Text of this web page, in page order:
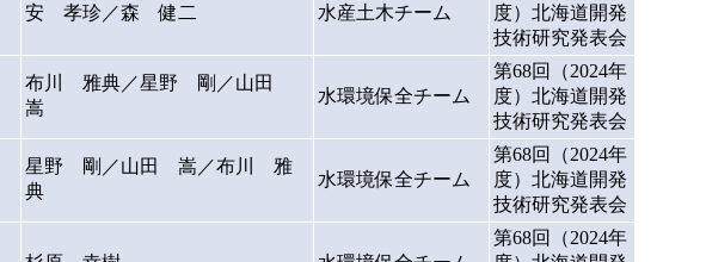
安 孝珍／森 健二 水産土木チーム
度）北海道開発
技術研究発表会
布川 雅典／星野 剛／山田
嵩
水環境保全チーム
第68回（2024年
度）北海道開発
技術研究発表会
星野 剛／山田 嵩／布川 雅
典
水環境保全チーム
第68回（2024年
度）北海道開発
技術研究発表会
第68回（2024年